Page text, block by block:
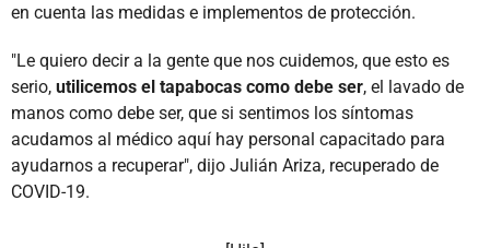
en cuenta las medidas e implementos de protección.
"Le quiero decir a la gente que nos cuidemos, que esto es
serio, utilicemos el tapabocas como debe ser, el lavado de
manos como debe ser, que si sentimos los síntomas
acudamos al médico aquí hay personal capacitado para
ayudarnos a recuperar", dijo Julián Ariza, recuperado de
COVID-19.